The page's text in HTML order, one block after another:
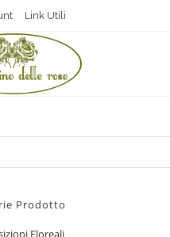
Link Utili
Prodotto
Floreali